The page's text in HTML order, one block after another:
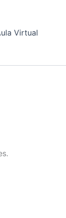
Virtual